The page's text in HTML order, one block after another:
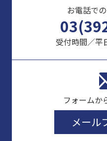
お電話で
受付時間／平
フォームか
メール